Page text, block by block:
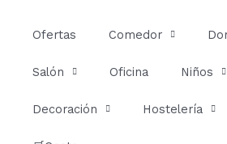
Ofertas Comedor
Salón Oficina Niños
Decoración Hostelería